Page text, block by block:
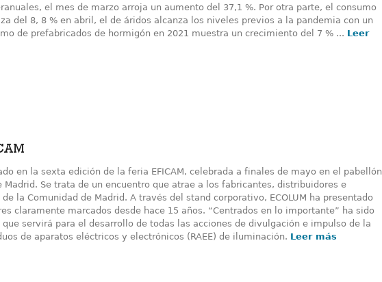
el mes de marzo arroja un aumento del 37,1 %. Por otra parte, el consumo
del 8, 8 % en abril, el de áridos alcanza los niveles previos a la pandemia con un
de prefabricados de hormigón en 2021 muestra un crecimiento del 7 % ... Leer
en la sexta edición de la feria EFICAM, celebrada a finales de mayo en el pabellón
Madrid. Se trata de un encuentro que atrae a los fabricantes, distribuidores e
la Comunidad de Madrid. A través del stand corporativo, ECOLUM ha presentado
claramente marcados desde hace 15 años. “Centrados en lo importante” ha sido
servirá para el desarrollo de todas las acciones de divulgación e impulso de la
de aparatos eléctricos y electrónicos (RAEE) de iluminación. Leer más